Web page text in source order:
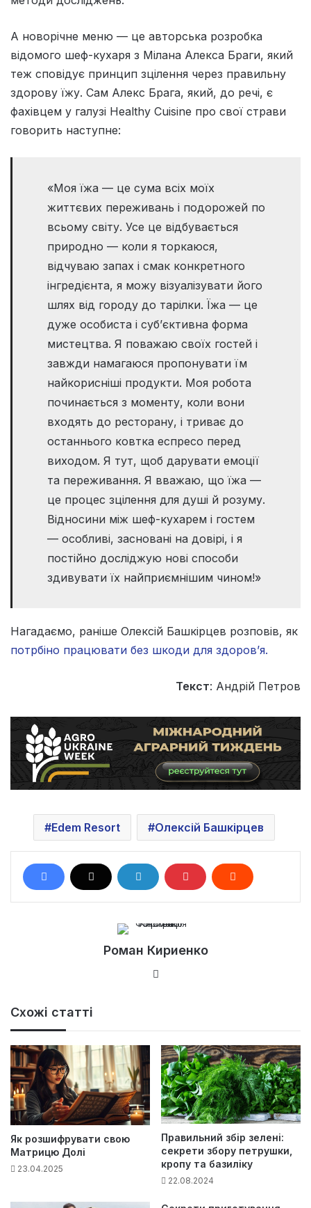
А новорічне меню — це авторська розробка
відомого шеф-кухаря з Мілана Алекса Браги, який
теж сповідує принцип зцілення через правильну
здорову їжу. Сам Алекс Брага, який, до речі, є
фахівцем у галузі Healthy Cuisine про свої страви
говорить наступне:
«Моя їжа — це сума всіх моїх
життєвих переживань і подорожей по
всьому світу. Усе це відбувається
природно — коли я торкаюся,
відчуваю запах і смак конкретного
інгредієнта, я можу візуалізувати його
шлях від городу до тарілки. Їжа — це
дуже особиста і суб’єктивна форма
мистецтва. Я поважаю своїх гостей і
завжди намагаюся пропонувати їм
найкорисніші продукти. Моя робота
починається з моменту, коли вони
входять до ресторану, і триває до
останнього ковтка еспресо перед
виходом. Я тут, щоб дарувати емоції
та переживання. Я вважаю, що їжа —
це процес зцілення для душі й розуму.
Відносини між шеф-кухарем і гостем
— особливі, засновані на довірі, і я
постійно досліджую нові способи
здивувати їх найприємнішим чином!»
Нагадаємо, раніше Олексій Башкірцев розповів, як
потрбіно працювати без шкоди для здоров’я.
Текст: Андрій Петров
Edem Resort Олексій Башкірцев
Роман Кириенко
Схожі статті
Як розшифрувати свою
Матрицю Долі
23.04.2025
Правильний збір зелені:
секрети збору петрушки,
кропу та базиліку
22.08.2024